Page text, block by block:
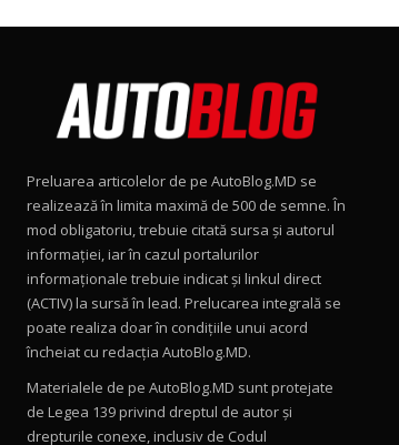
Preluarea articolelor de pe AutoBlog.MD se
realizează în limita maximă de 500 de semne. În
mod obligatoriu, trebuie citată sursa și autorul
informației, iar în cazul portalurilor
informaționale trebuie indicat și linkul direct
(ACTIV) la sursă în lead. Prelucarea integrală se
poate realiza doar în condițiile unui acord
încheiat cu redacţia AutoBlog.MD.
Materialele de pe AutoBlog.MD sunt protejate
de Legea 139 privind dreptul de autor și
drepturile conexe, inclusiv de Codul